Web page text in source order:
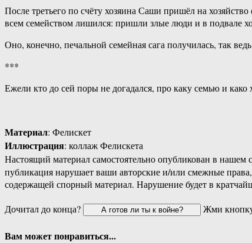
После третьего по счёту хозяина Саши пришёл на
всем семейством лишился: пришли злые люди и в подвале
Оно, конечно, печальной семейная сага получилась, так
***
Ежели кто до сей поры не догадался, про каку семью и како
Материал: Фелискет
Иллюстрация: коллаж Фелискета
Настоящий материал самостоятельно опубликован в нашем
публикация нарушает ваши авторские и/или смежные
содержащей спорный материал. Нарушение будет в
Дочитал до конца?
Жми
Вам может понравиться...